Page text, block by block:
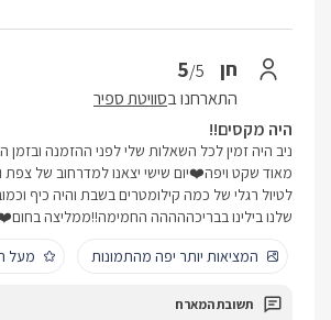
חן 5/5
התארחנו בסוויטת ספיר
היה מקסים!!
ניב היה זמין לכל השאלות שלי לפני ההזמנה ובזמן
מאוד שקט ויפה❤️יום שישי יצאנו למדרחוב של צפת
לטיול רגלי של כמה קילומטרים בשבת והיה כיף
שלנו בילינו בבריכההההה החמימה!!ממליצה
המציאות יותר יפה מהתמונות
מעל